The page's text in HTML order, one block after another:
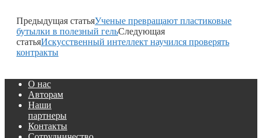
Предыдущая статьяУченые превращают пластиковые
бутылки в полезный гельСледующая
статьяИскусственный интеллект научился проверять
контракты
О нас
Авторам
Наши
партнеры
Контакты